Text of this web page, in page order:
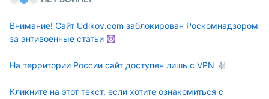
Внимание! Сайт Udikov.com заблокирован Роскомнадзором
за антивоенные статьи
На территории России сайт доступен лишь с VPN
Кликните на этот текст, если хотите ознакомиться с